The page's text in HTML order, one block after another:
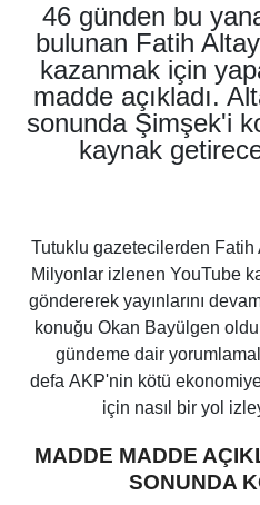
46 günden bu
bulunan Fatih
kazanmak için
madde açıkladı.
sonunda Şimşek'i
kaynak
Tutuklu gazetecilerden Fatih
Milyonlar izlenen YouTube
göndererek yayınlarını
konuğu Okan Bayülgen
gündeme dair
defa AKP'nin kötü
için nasıl bir yol
MADDE MADDE
SONUNDA